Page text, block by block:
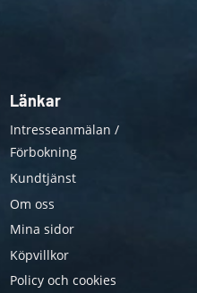
Länkar
Intresseanmälan /
Förbokning
Kundtjänst
Om oss
Mina sidor
Köpvillkor
Policy och cookies